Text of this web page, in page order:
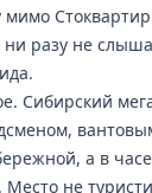
мимо
разу не
Сибирский
а в
Место не